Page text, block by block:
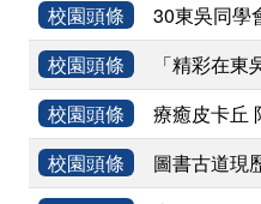
校園頭條
30東吳同學
校園頭條
「精彩在
校園頭條
療癒皮卡丘
校園頭條
圖書古道現